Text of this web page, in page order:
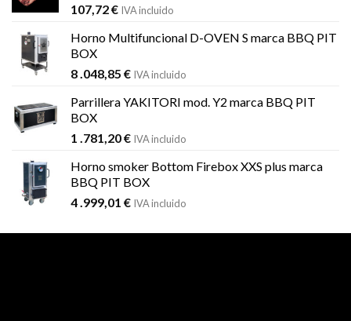
107,72€ IVA incluido
Horno Multifuncional D-OVEN S marca BBQ PIT
BOX
8 .048,85 € IVA incluido
Parrillera YAKITORI mod. Y2 marca BBQ PIT
BOX
1 .781,20€ IVA incluido
Horno smoker Bottom Firebox XXS plus marca
BBQ PIT BOX
4 .999,01 € IVA incluido